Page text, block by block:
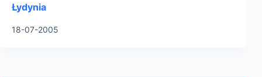
Łydynia
18-07-2005